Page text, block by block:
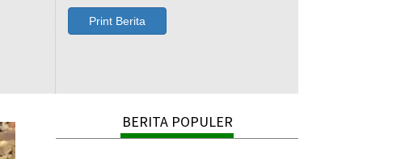
Print Berita
BERITA POPULER